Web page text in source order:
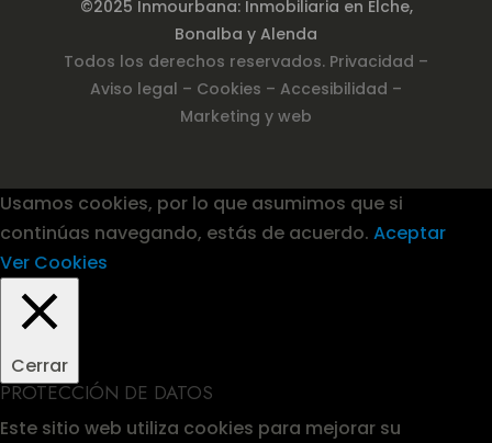
©2025 Inmourbana: Inmobiliaria en Elche,
Bonalba y Alenda
Todos los derechos reservados. Privacidad –
Aviso legal – Cookies – Accesibilidad –
Marketing y web
Usamos cookies, por lo que asumimos que si
continúas navegando, estás de acuerdo. Aceptar
Ver Cookies
Cerrar
PROTECCIÓN DE DATOS
Este sitio web utiliza cookies para mejorar su